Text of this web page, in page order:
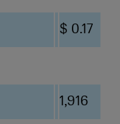
$ 0.17
1,916